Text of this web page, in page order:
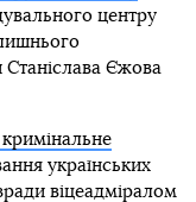
центру
Станіслава Єжова
українських
віцеадміралом